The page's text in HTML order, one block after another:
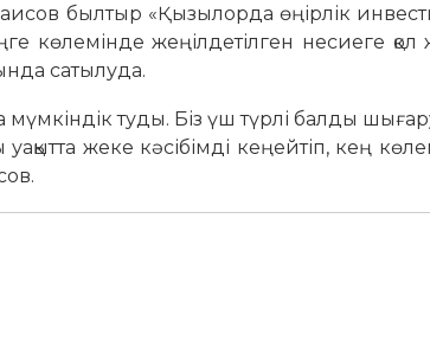
былтыр «Қызылорда өңірлік
жеңілдетілген несиеге қол
сатылуда.
мүмкіндік туды. Біз үш түрлі балды
жеке кәсібімді кеңейтіп, кең